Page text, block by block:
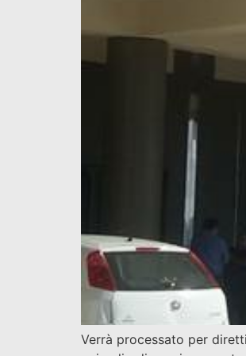
Verrà processato per